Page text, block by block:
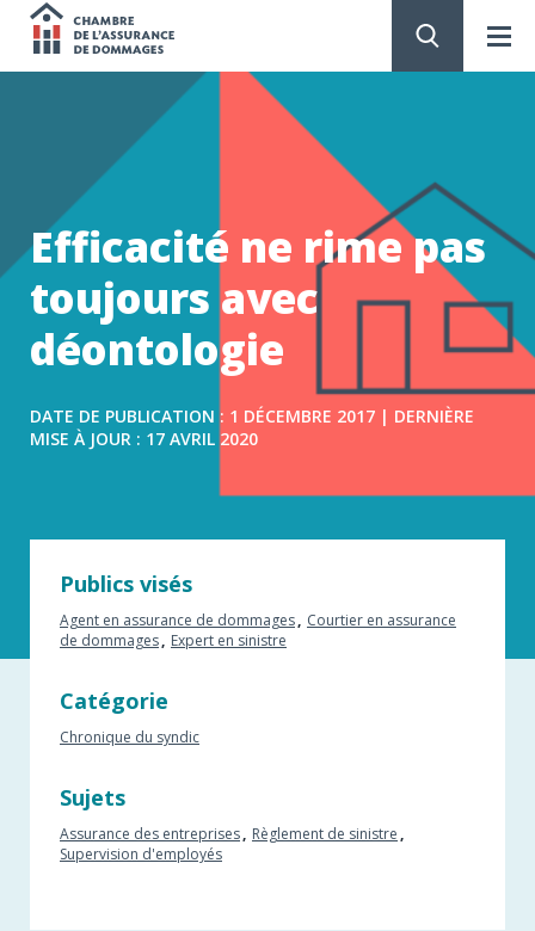
CONTENU
Chambre
l'assurance
de
dommages
Efficacité ne rime pas
toujours avec
déontologie
DATE DE PUBLICATION : 1 DÉCEMBRE 2017 | DERNIÈRE
MISE À JOUR : 17 AVRIL 2020
Publics visés
Agent en assurance de dommages
Courtier en assurance
de dommages
Expert en sinistre
Catégorie
Chronique du syndic
Sujets
Assurance des entreprises
Règlement de sinistre
Supervision d'employés